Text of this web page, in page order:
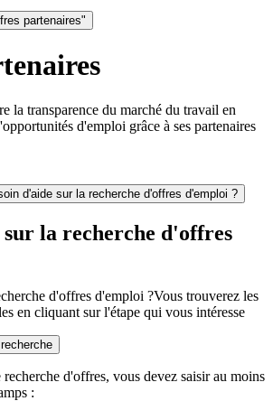
partenaires"
la transparence du marché du travail en
d'emploi grâce à ses partenaires
d'aide sur la recherche d'offres d'emploi ?
la recherche d'offres
d'offres d'emploi ?Vous trouverez les
en cliquant sur l'étape qui vous intéresse
d'offres, vous devez saisir au moins
: